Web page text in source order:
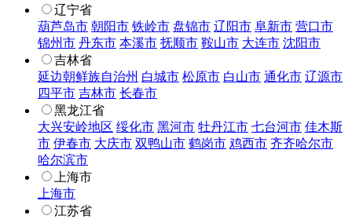
辽宁省
葫芦岛市 朝阳市 铁岭市 盘锦市 辽阳市 阜新市 营口市
锦州市 丹东市 本溪市 抚顺市 鞍山市 大连市 沈阳市
吉林省
延边朝鲜族自治州 白城市 松原市 白山市 通化市 辽源市
四平市 吉林市 长春市
黑龙江省
大兴安岭地区 绥化市 黑河市 牡丹江市 七台河市 佳木斯
市 伊春市 大庆市 双鸭山市 鹤岗市 鸡西市 齐齐哈尔市
哈尔滨市
上海市
上海市
江苏省